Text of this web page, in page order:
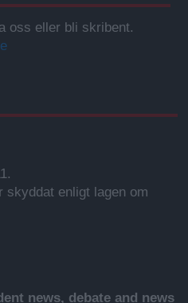
oss eller bli skribent.
skyddat enligt lagen om
news, debate and news